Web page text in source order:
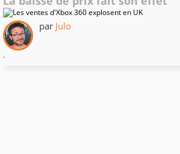
par Julo
.